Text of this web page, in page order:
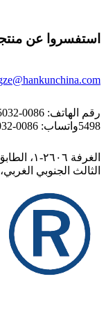
استفسروا عن
رقم الهاتف: 0086-13810545032
5498واتساب: 0086-13810545032
الثالث الجنوبي